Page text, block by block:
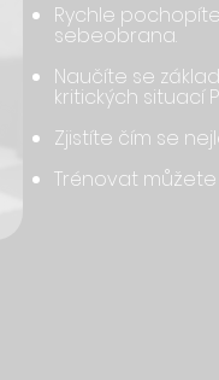
Rychle
sebeobrana.
Naučíte se
kritických situací
Zjistíte čím se
Trénovat